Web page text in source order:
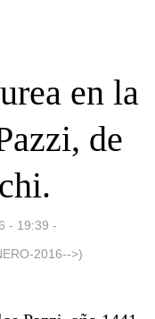
en la
de
- 19:39 -
2016-->)